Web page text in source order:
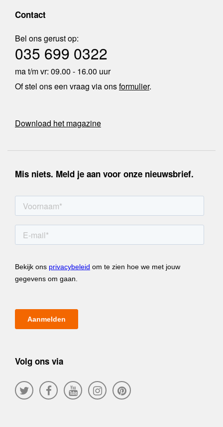
Contact
Bel ons gerust op:
035 699 0322
ma t/m vr: 09.00 - 16.00 uur
Of stel ons een vraag via onsformulier.
Download het magazine
Mis niets. Meld je aan voor onze nieuwsbrief.
Volg ons via